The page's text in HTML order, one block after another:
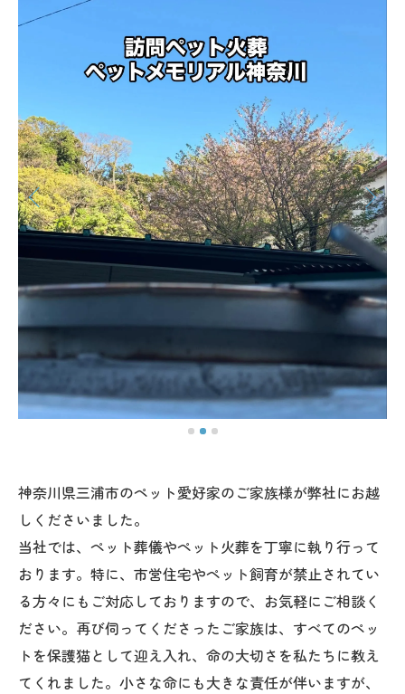
神奈川県三浦市のペット愛好家のご家族様が弊社にお越
しくださいました。
当社では、ペット葬儀やペット火葬を丁寧に執り行って
おります。特に、市営住宅やペット飼育が禁止されてい
る方々にもご対応しておりますので、お気軽にご相談く
ださい。再び伺ってくださったご家族は、すべてのペッ
トを保護猫として迎え入れ、命の大切さを私たちに教え
てくれました。小さな命にも大きな責任が伴いますが、